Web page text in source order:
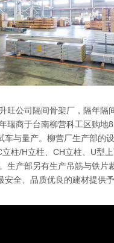
旺公司隔间骨架厂，隔年隔
瑞商于台南柳营科工区购地
车与量产。柳营厂生产部的
柱/H立柱、CH立柱、U型上
生产部另有生产吊筋与铁片
全、品质优良的建材提供予